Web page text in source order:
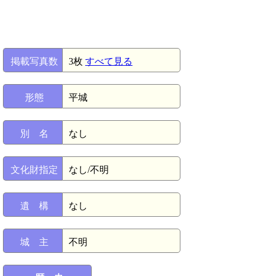
掲載写真数 3枚 すべて見る
形態 平城
別 名 なし
文化財指定 なし/不明
遺 構 なし
城 主 不明